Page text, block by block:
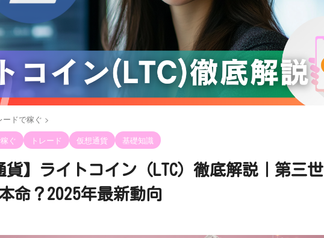
ードで稼ぐ >
ぐ
トレード 仮想通貨 基礎知識
貨】ライトコイン（LTC）徹底解説｜第三世
命？2025年最新動向